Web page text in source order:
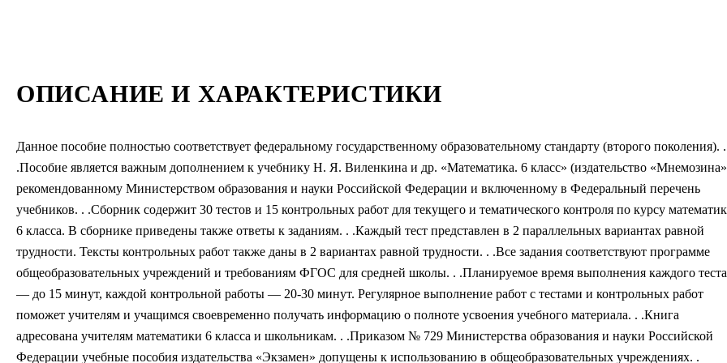
ОПИСАНИЕ И ХАРАКТЕРИСТИКИ
Данное пособие полностью соответствует федеральному государственному образовательному стандарту (второго поколения). .
.Пособие является важным дополнением к учебнику Н. Я. Виленкина и др. «Математика. 6 класс» (издательство
рекомендованному Министерством образования и науки Российской Федерации и включенному в Федеральный перечень
учебников. . .Сборник содержит 30 тестов и 15 контрольных работ для текущего и тематического контроля по курсу
6 класса. В сборнике приведены также ответы к заданиям. . .Каждый тест представлен в 2 параллельных вариантах равной
трудности. Тексты контрольных работ также даны в 2 вариантах равной трудности. . .Все задания соответствуют программе
общеобразовательных учреждений и требованиям ФГОС для средней школы. . .Планируемое время выполнения каждого теста
— до 15 минут, каждой контрольной работы — 20-30 минут. Регулярное выполнение работ с тестами и контрольных работ
поможет учителям и учащимся своевременно получать информацию о полноте усвоения учебного материала. . .Книга
адресована учителям математики 6 класса и школьникам. . .Приказом № 729 Министерства образования и науки Российской
Федерации учебные пособия издательства «Экзамен» допущены к использованию в общеобразовательных учреждениях. .